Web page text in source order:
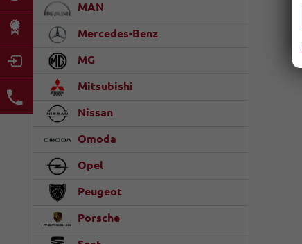
MAN
Mercedes-Benz
MG
Mitsubishi
Nissan
Omoda
Opel
Peugeot
Porsche